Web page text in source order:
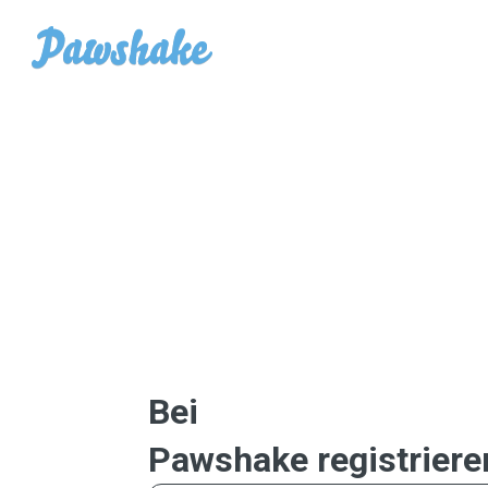
Bei
Pawshake